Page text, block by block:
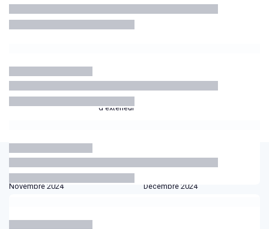
extérieurs
solaire
lumineuses
d'extérieur
Novembre 2024
Décembre 2024
Mars 2025